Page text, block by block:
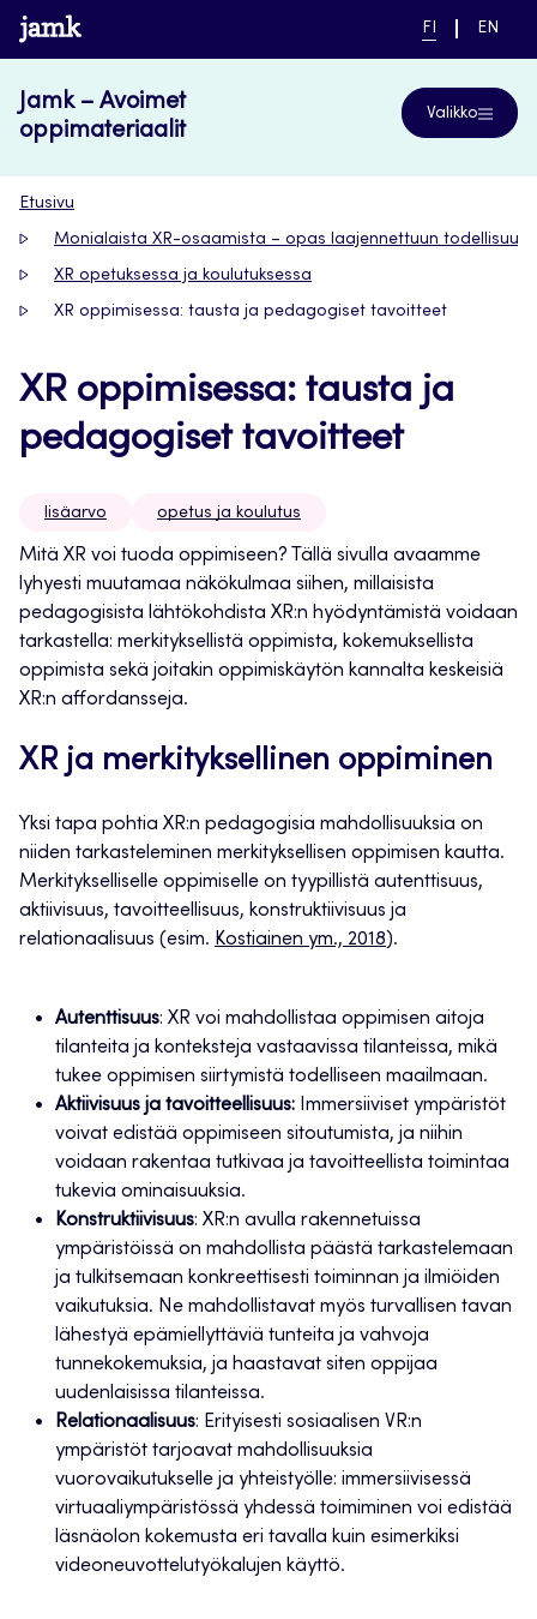
Siirry
suoraan
www.jamk.fi
NYKYINEN
FI
VAIHDA
EN
Jamk – Avoimet
oppimateriaalit
Valikko
Etusivu
Monialaista XR-osaamista – opas laajennettuun
XR opetuksessa ja koulutuksessa
XR oppimisessa: tausta ja pedagogiset tavoitteet
XR oppimisessa: tausta ja
pedagogiset tavoitteet
lisäarvo opetus ja koulutus
Mitä XR voi tuoda oppimiseen? Tällä sivulla avaamme
lyhyesti muutamaa näkökulmaa siihen, millaisista
pedagogisista lähtökohdista XR:n hyödyntämistä voidaan
tarkastella: merkityksellistä oppimista, kokemuksellista
oppimista sekä joitakin oppimiskäytön kannalta keskeisiä
XR:n affordansseja.
XR ja merkityksellinen oppiminen
Yksi tapa pohtia XR:n pedagogisia mahdollisuuksia on
niiden tarkasteleminen merkityksellisen oppimisen kautta.
Merkitykselliselle oppimiselle on tyypillistä autenttisuus,
aktiivisuus, tavoitteellisuus, konstruktiivisuus ja
relationaalisuus (esim. Kostiainen ym., 2018).
Autenttisuus: XR voi mahdollistaa oppimisen aitoja
tilanteita ja konteksteja vastaavissa tilanteissa, mikä
tukee oppimisen siirtymistä todelliseen maailmaan.
Aktiivisuus ja tavoitteellisuus: Immersiiviset ympäristöt
voivat edistää oppimiseen sitoutumista, ja niihin
voidaan rakentaa tutkivaa ja tavoitteellista toimintaa
tukevia ominaisuuksia.
Konstruktiivisuus: XR:n avulla rakennetuissa
ympäristöissä on mahdollista päästä tarkastelemaan
ja tulkitsemaan konkreettisesti toiminnan ja ilmiöiden
vaikutuksia. Ne mahdollistavat myös turvallisen tavan
lähestyä epämiellyttäviä tunteita ja vahvoja
tunnekokemuksia, ja haastavat siten oppijaa
uudenlaisissa tilanteissa.
Relationaalisuus: Erityisesti sosiaalisen VR:n
ympäristöt tarjoavat mahdollisuuksia
vuorovaikutukselle ja yhteistyölle: immersiivisessä
virtuaaliympäristössä yhdessä toimiminen voi edistää
läsnäolon kokemusta eri tavalla kuin esimerkiksi
videoneuvottelutyökalujen käyttö.